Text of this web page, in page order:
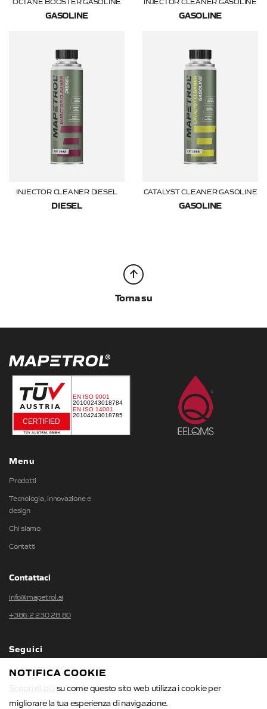
GASOLINE GASOLINE
INJECTOR CLEANER DIESEL
DIESEL
CATALYST CLEANER GASOLINE
GASOLINE
Torna su
Menu
Prodotti
Tecnologia, innovazione e
design
Chi siamo
Contatti
Contattaci
info@mapetrol.si
+386 2 230 28 80
Seguici
NOTIFICA COOKIE
su come questo sito web utilizza i cookie per
migliorare la tua esperienza di navigazione.